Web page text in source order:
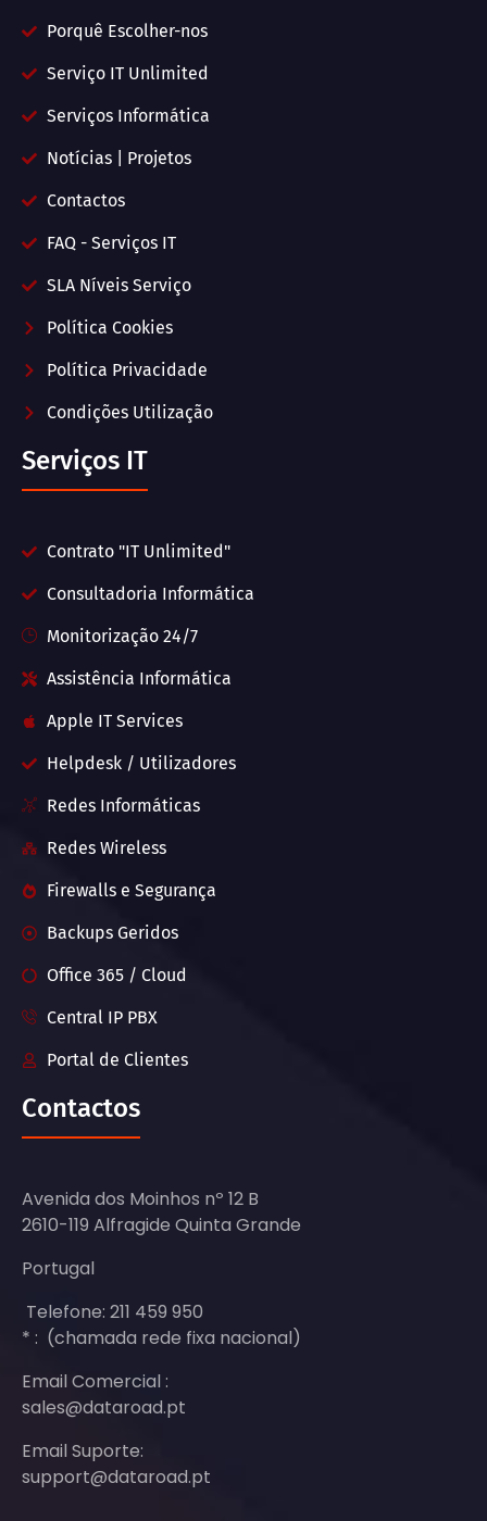
Porquê Escolher-nos
Serviço IT Unlimited
Serviços Informática
Notícias | Projetos
Contactos
FAQ - Serviços IT
SLA Níveis Serviço
Política Cookies
Política Privacidade
Condições Utilização
Serviços IT
Contrato "IT Unlimited"
Consultadoria Informática
Monitorização 24/7
Assistência Informática
Apple IT Services
Helpdesk / Utilizadores
Redes Informáticas
Redes Wireless
Firewalls e Segurança
Backups Geridos
Office 365 / Cloud
Central IP PBX
Portal de Clientes
Contactos
Avenida dos Moinhos nº 12 B
2610-119 Alfragide Quinta Grande
Portugal
Telefone: 211 459 950
* : (chamada rede fixa nacional)
Email Comercial :
sales@dataroad.pt
Email Suporte:
support@dataroad.pt